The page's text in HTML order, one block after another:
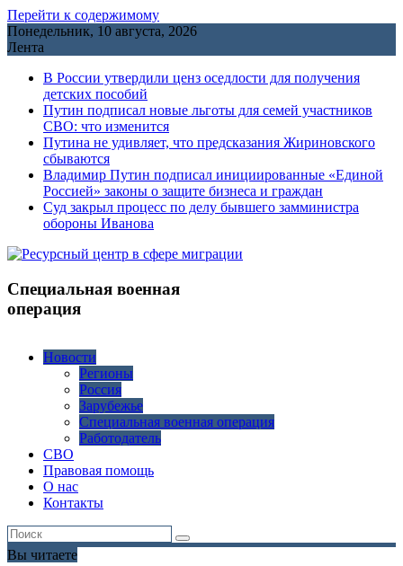
Перейти к содержимому
Понедельник, 10 августа, 2026
Лента
В России утвердили ценз оседлости для получения
детских пособий
Путин подписал новые льготы для семей участников
СВО: что изменится
Путина не удивляет, что предсказания Жириновского
сбываются
Владимир Путин подписал инициированные «Единой
Россией» законы о защите бизнеса и граждан
Cуд закрыл процесс по делу бывшего замминистра
обороны Иванова
Специальная военная
операция
Новости
Регионы
Россия
Зарубежье
Специальная военная операция
Работодатель
СВО
Правовая помощь
О нас
Контакты
Вы читаете